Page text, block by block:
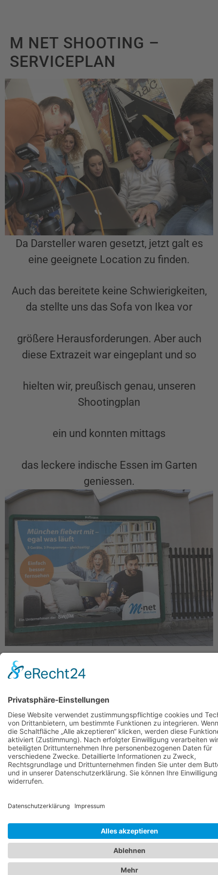
M NET SHOOTING –
SERVICEPLAN
Da Darsteller waren gesetzt, jetzt galt es
eine geeignete Location zu finden.
Auch das bereitete keine Schwierigkeiten,
da stellte uns das Sofa von Ikea vor
größere Herausforderungen. Aber auch
diese Extrazeit war eingeplant und so
hielten wir, preußisch genau, unseren
Shootingplan
ein und konnten mittags
das leckere indische Essen im Garten
geniessen.
Verschlagwortet
Alle Fotos © Christoph Gramann
ImpressumDatenschutz